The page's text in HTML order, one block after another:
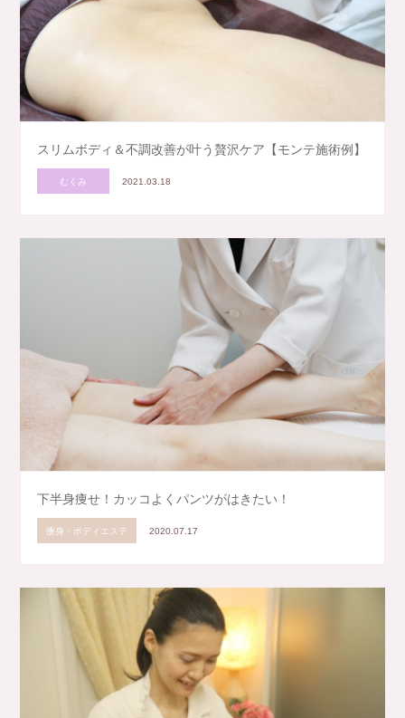
スリムボディ＆不調改善が叶う贅沢ケア【モンテ施術例】
むくみ 2021.03.18
下半身痩せ！カッコよくパンツがはきたい！
痩身・ボディエステ 2020.07.17